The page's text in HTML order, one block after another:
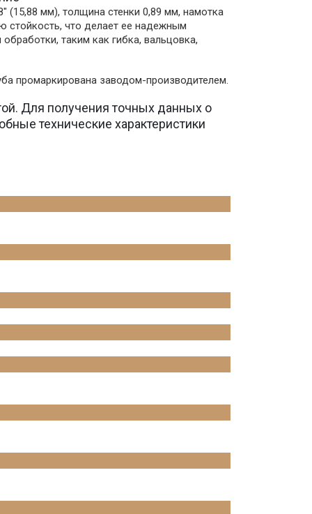
мм), толщина стенки 0,89 мм, намотка
стойкость, что делает ее надежным
таким как гибка, вальцовка,
промаркирована заводом-производителем.
Для получения точных данных о
технические характеристики